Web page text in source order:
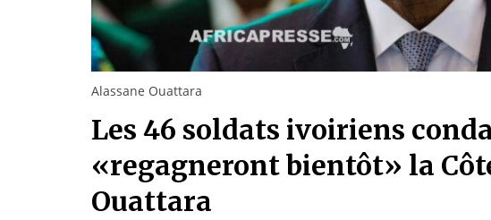
Alassane Ouattara
Les 46 soldats ivoiriens
«regagneront bientôt» la
Ouattara